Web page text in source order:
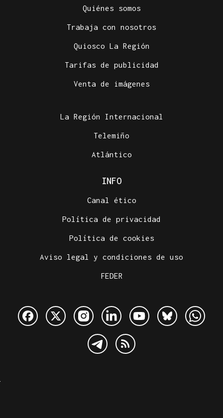
Quiénes somos
Trabaja con nosotros
Quiosco La Región
Tarifas de publicidad
Venta de imágenes
La Región Internacional
Telemiño
Atlántico
INFO
Canal ético
Política de privacidad
Política de cookies
Aviso legal y condiciones de uso
FEDER